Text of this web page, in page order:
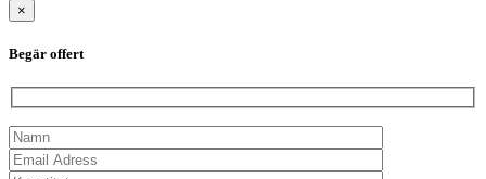
×
Begär offert